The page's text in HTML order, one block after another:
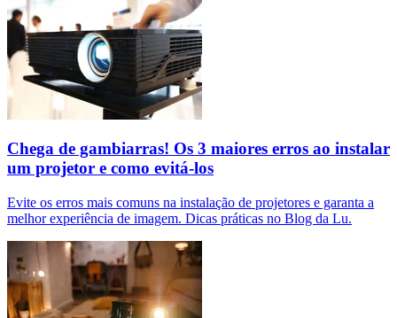
Chega de gambiarras! Os 3 maiores erros ao instalar
um projetor e como evitá-los
Evite os erros mais comuns na instalação de projetores e garanta a
melhor experiência de imagem. Dicas práticas no Blog da Lu.